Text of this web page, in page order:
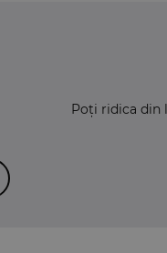
Poți ridica din